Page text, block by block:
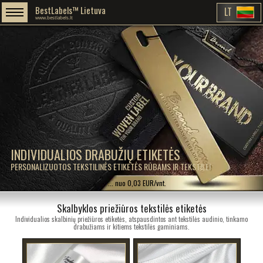
INDIVIDUALIOS DRABUŽIŲ ETIKETĖS
PERSONALIZUOTOS TEKSTILINĖS ETIKETĖS RŪBAMS IR TEKSTILEI
BestLabels™ Lietuva
www.bestlabels.lt LT
... nuo 0,03 EUR/vnt.
Skalbyklos priežiūros tekstilės etiketės
Individualios skalbinių priežiūros etiketės, atspausdintos ant tekstilės audinio, tinkamo
drabužiams ir kitiems tekstilės gaminiams.